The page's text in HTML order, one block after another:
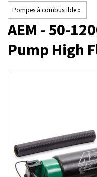
Pompes à combustible‪»
AEM - 50-
Pump High